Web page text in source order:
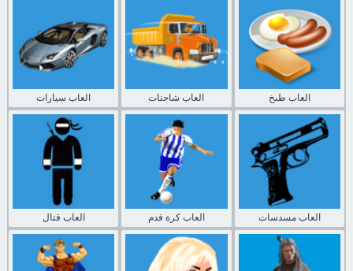
العاب سيارات العاب شاحنات العاب طبخ
العاب قتال العاب كرة قدم العاب مسدسات